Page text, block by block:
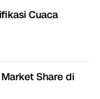
Cuaca
Share di